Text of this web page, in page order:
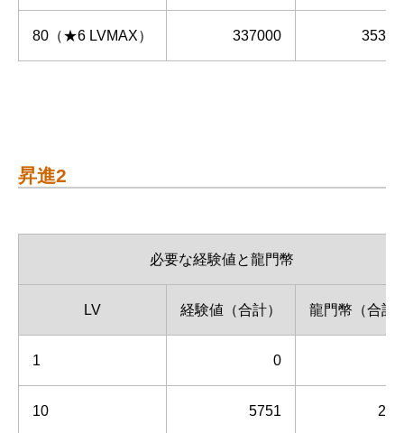
80（★6 LVMAX） 337000
昇進2
必要な経験値と龍門幣
LV 経験値（合計） 龍門幣（合計
1 0
10 5751